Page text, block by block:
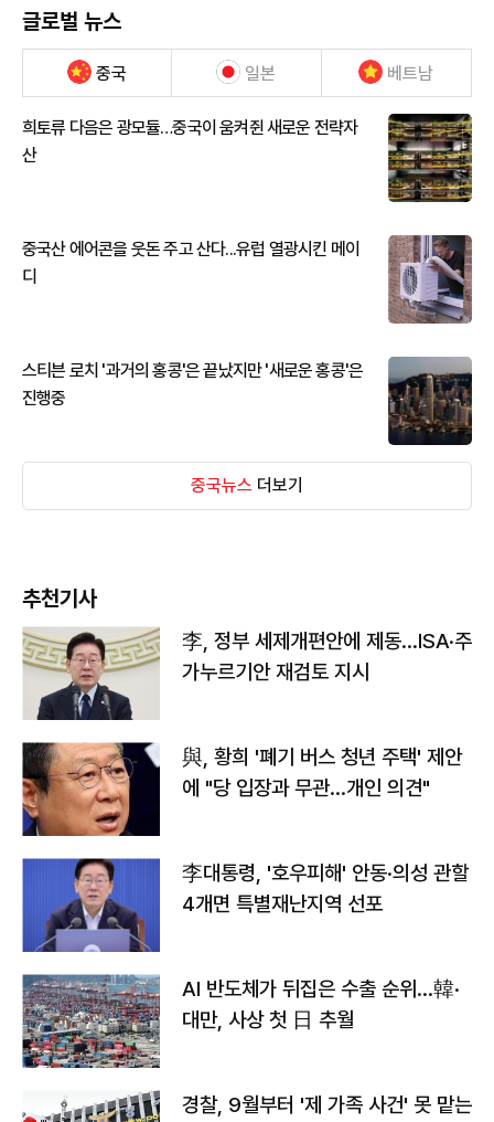
글로벌 뉴스
중국 일본 베트남
희토류 다음은 광모듈…중국이 움켜쥔 새로운 전략자
산
중국산 에어콘을 웃돈 주고 산다...유럽 열광시킨 메이
디
스티븐 로치 '과거의 홍콩'은 끝났지만 '새로운 홍콩'은
진행중
중국뉴스 더보기
추천기사
李, 정부 세제개편안에 제동…ISA·주
가누르기안 재검토 지시
與, 황희 '폐기 버스 청년 주택' 제안
에 "당 입장과 무관…개인 의견"
李대통령, '호우피해' 안동·의성 관할
4개면 특별재난지역 선포
AI 반도체가 뒤집은 수출 순위…韓·
대만, 사상 첫 日 추월
경찰, 9월부터 '제 가족 사건' 못 맡는